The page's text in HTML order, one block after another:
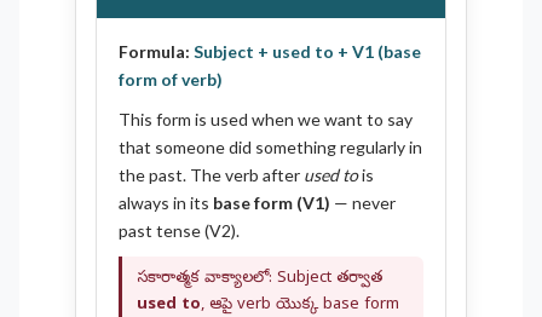
Formula: Subject + used to + V1 (base
form of verb)
This form is used when we want to say
that someone did something regularly in
the past. The verb after used tois
always in its base form (V1) — never
past tense (V2).
సకారాత్మక వాక్యాలలో: Subject తర్వాత
used to, ఆపై verb యొక్క base form